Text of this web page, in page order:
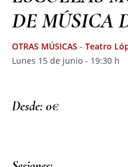
DE MÚSICA
OTRAS MÚSICAS - Teatro
Lunes 15 de junio - 19:30 h
Desde: 0€